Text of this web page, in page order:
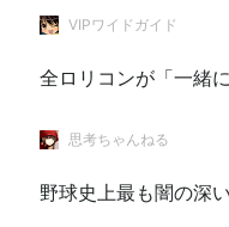
VIPワイドガイド
全ロリコンが「一緒
思考ちゃんねる
野球史上最も闇の深